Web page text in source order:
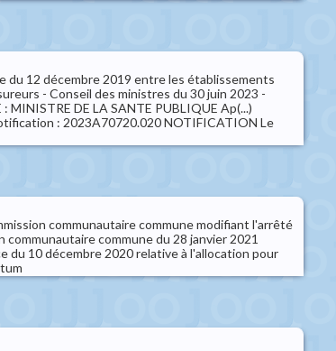
du 12 décembre 2019 entre les établissements
- Conseil des ministres du 30 juin 2023 -
DE LA SANTE PUBLIQUE Ap(...)
: 2023A70720.020 NOTIFICATION Le
communautaire commune modifiant l'arrêté
communautaire commune du 28 janvier 2021
du 10 décembre 2020 relative à l'allocation pour